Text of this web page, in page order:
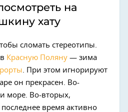
на
хату
сломать стереотипы.
Красную Поляну — зима
. При этом игнорируют
он прекрасен. Во-
море. Во-вторых,
последнее время активно